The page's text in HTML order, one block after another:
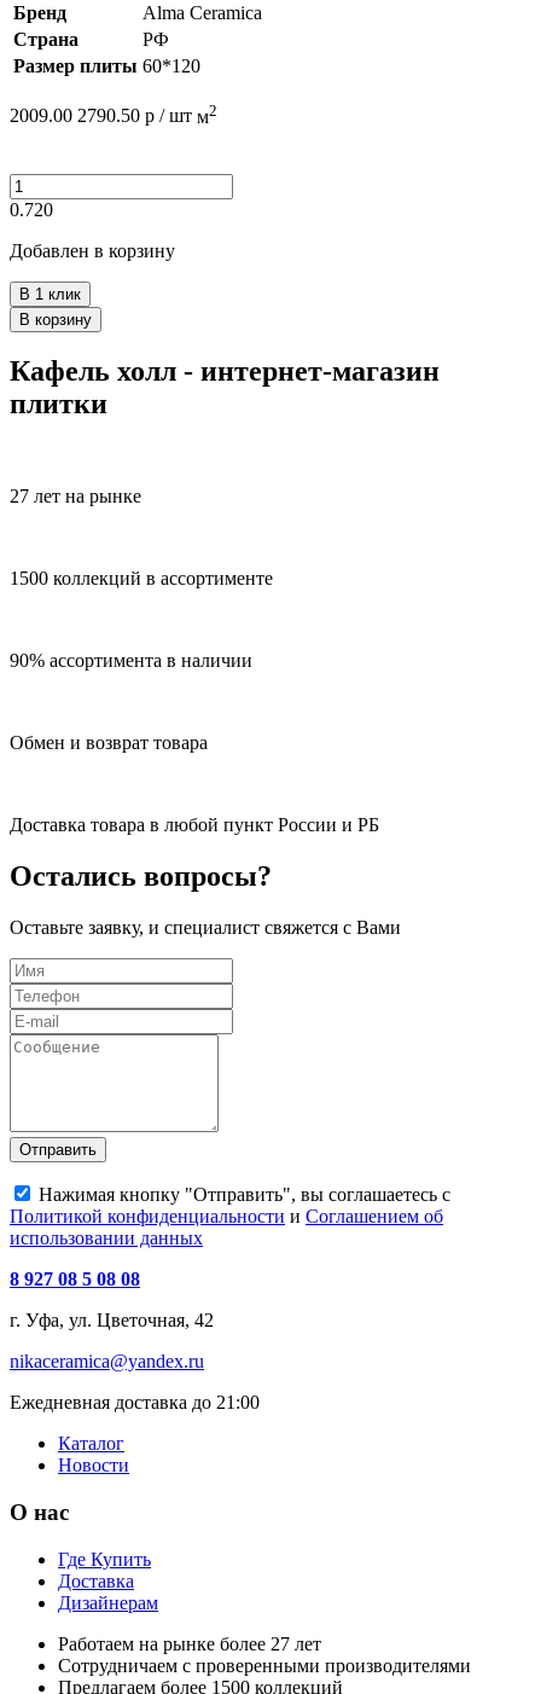
Бренд
Alma Ceramica
Страна
РФ
Размер плиты 60*120
2009.00 2790.50 р / шт м2
0.720
Добавлен в корзину
В 1 клик
В корзину
Кафель холл - интернет-магазин
плитки
27 лет на рынке
1500 коллекций в ассортименте
90% ассортимента в наличии
Обмен и возврат товара
Доставка товара в любой пункт России и РБ
Остались вопросы?
Оставьте заявку, и специалист свяжется с Вами
Отправить
Нажимая кнопку "Отправить", вы соглашаетесь с
Политикой конфиденциальности и Соглашением об
использовании данных
8 927 08 5 08 08
г. Уфа, ул. Цветочная, 42
nikaceramica@yandex.ru
Ежедневная доставка до 21:00
Каталог
Новости
О нас
Где Купить
Доставка
Дизайнерам
Работаем на рынке более 27 лет
Сотрудничаем с проверенными производителями
Предлагаем более 1500 коллекций